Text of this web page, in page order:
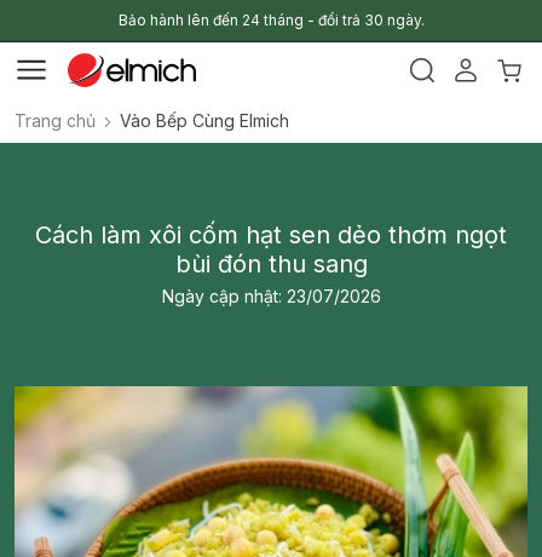
Bảo hành lên đến 24 tháng - đổi trả 30 ngày.
Trang chủ Vào Bếp Cùng Elmich
Cách làm xôi cốm hạt sen dẻo thơm ngọt
bùi đón thu sang
Ngày cập nhật: 23/07/2026